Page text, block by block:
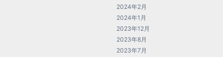
2024年2月
2024年1月
2023年12月
2023年8月
2023年7月